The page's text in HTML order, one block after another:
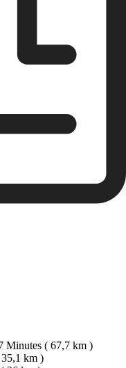
Minutes ( 67,7 km )
km )